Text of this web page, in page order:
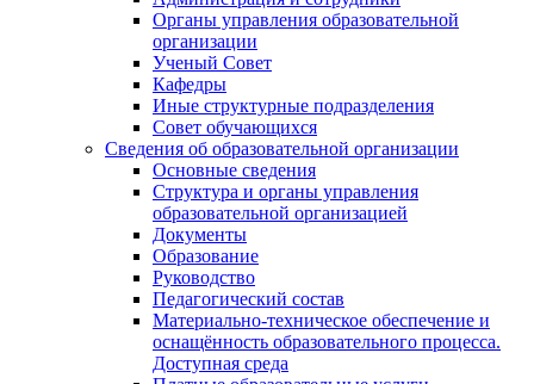
Органы управления образовательной
организации
Ученый Совет
Кафедры
Иные структурные подразделения
Совет обучающихся
Сведения об образовательной организации
Основные сведения
Структура и органы управления
образовательной организацией
Документы
Образование
Руководство
Педагогический состав
Материально-техническое обеспечение и
оснащённость образовательного процесса.
Доступная среда